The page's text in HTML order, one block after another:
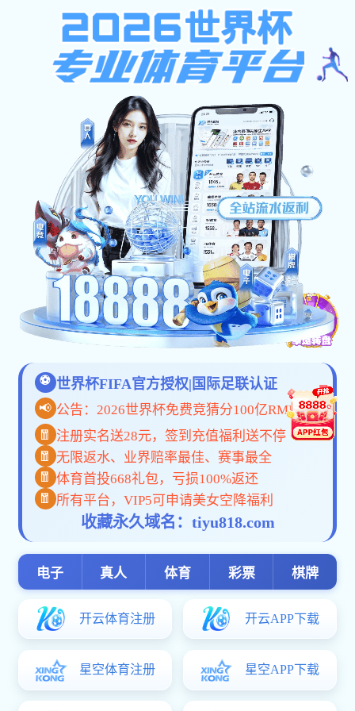
金沙国际手机
app概况
教学园地
网站首页>公告通知 > 正文
金沙国际手机app:物联网工程专业本
作者： 发布人： 发
金沙
金沙国际手机app-中国检验认证集团辽宁有限公司